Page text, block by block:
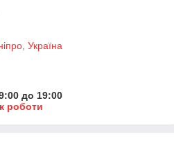
Україна
до 19:00
роботи